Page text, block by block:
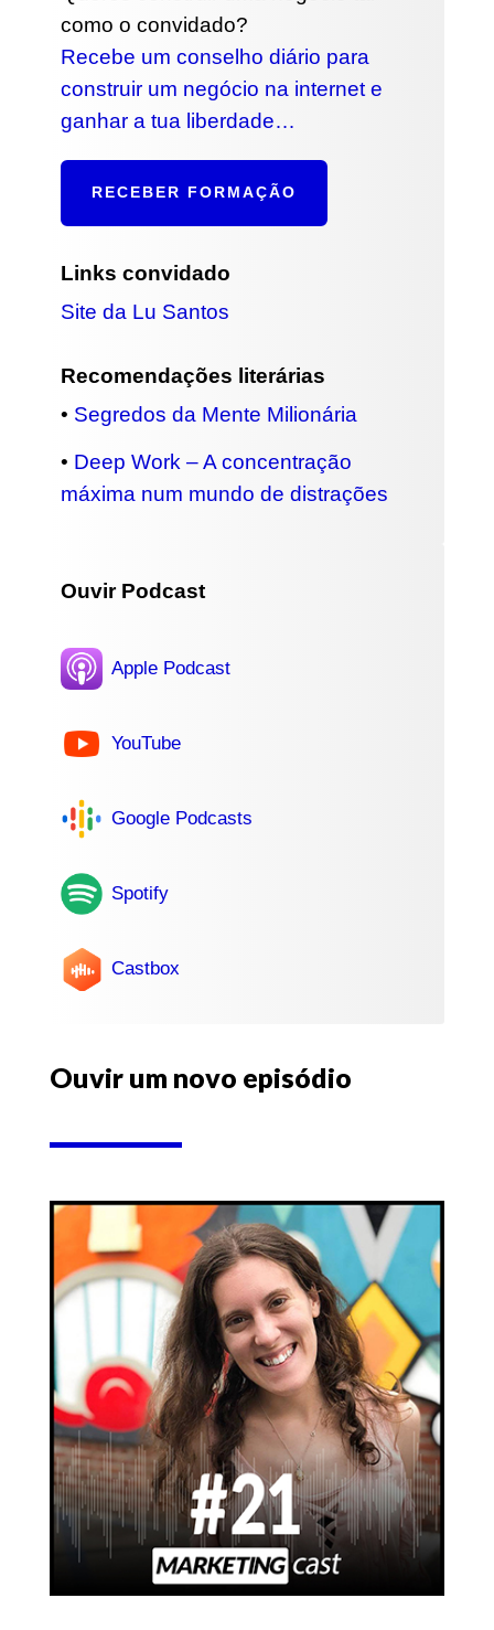
como o convidado?
Recebe um conselho diário para
construir um negócio na internet e
ganhar a tua liberdade…
RECEBER FORMAÇÃO
Links convidado
Site da Lu Santos
Recomendações literárias
• Segredos da Mente Milionária
• Deep Work – A concentração
máxima num mundo de distrações
Ouvir Podcast
Apple Podcast
YouTube
Google Podcasts
Spotify
Castbox
Ouvir um novo episódio